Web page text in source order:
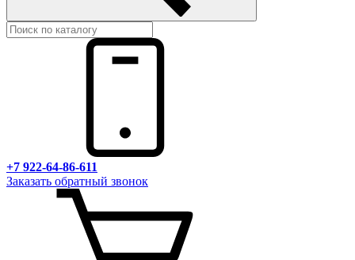
+7 922-64-86-611
Заказать обратный звонок